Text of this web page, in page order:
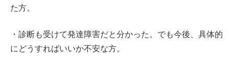
た方。
・診断も受けて発達障害だと分かった。でも今後、具体的
にどうすればいいか不安な方。